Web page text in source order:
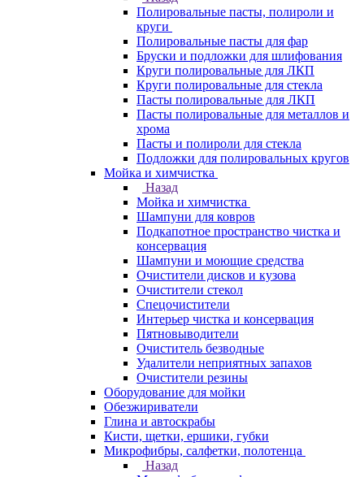
Полировальные пасты, полироли и
круги
Полировальные пасты для фар
Бруски и подложки для шлифования
Круги полировальные для ЛКП
Круги полировальные для стекла
Пасты полировальные для ЛКП
Пасты полировальные для металлов и
хрома
Пасты и полироли для стекла
Подложки для полировальных кругов
Мойка и химчистка
Назад
Мойка и химчистка
Шампуни для ковров
Подкапотное пространство чистка и
консервация
Шампуни и моющие средства
Очистители дисков и кузова
Очистители стекол
Спецочистители
Интерьер чистка и консервация
Пятновыводители
Очиститель безводные
Удалители неприятных запахов
Очистители резины
Оборудование для мойки
Обезжириватели
Глина и автоскрабы
Кисти, щетки, ершики, губки
Микрофибры, салфетки, полотенца
Назад